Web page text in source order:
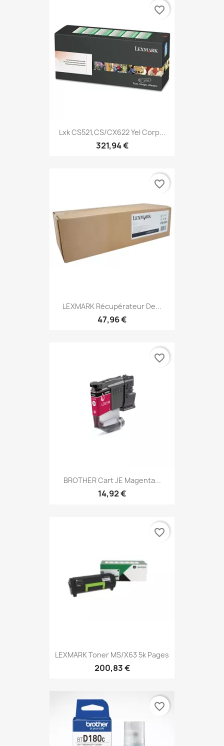
Lxk CS521,CS/CX622 Yel Corp...
321,94 €
favorite_border
LEXMARK Récupérateur De...
47,96 €
favorite_border
BROTHER Cart JE Magenta...
14,92 €
favorite_border
LEXMARK Toner MS/X63 5k Pages
200,83 €
favorite_border
favorite_border